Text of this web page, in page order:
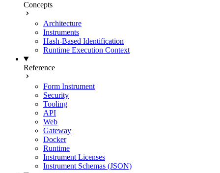
Concepts
Architecture
Instruments
Hash-Based Identification
Runtime Execution Context
Reference
Form Instrument
Security
Tooling
API
Web
Gateway
Docker
Runtime
Instrument Licenses
Instrument Schemas (JSON)